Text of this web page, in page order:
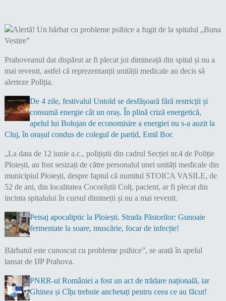
Prahoveanul dat dispărut ar fi plecat joi dimineață din spital și nu a
mai revenit, astfel că reprezentanții unității medicale au decis să
alerteze Poliția.
De 4 zile, festivalul Untold se desfășoară fără restricții și
consumă energie cât un oraș. În plină criză energetică,
apelul lui Bolojan de economisire a energiei nu s-a auzit la
Cluj, în orașul condus de colegul de partid, Emil Boc
„La data de 12 iunie a.c., polițiștii din cadrul Secției nr.4 de Poliție
Ploiești, au fost sesizați de către personalul unei unități medicale din
municipiul Ploiești, despre faptul că numitul STOICA VASILE, de
52 de ani, din localitatea Cocorăștii Colț, pacient, ar fi plecat din
incinta spitalului în cursul dimineții și nu a mai revenit.
Peisaj apocaliptic la Ploiești. Strada Păstorilor: Gunoaie
fermentate la soare, muscărie, focar de infecție!
Bărbatul este cunoscut cu probleme psihice”, se arată în apelul
lansat de IJP Prahova.
PNRR-ul României a fost un act de trădare națională, iar
Ghinea și Cîțu trebuie anchetați pentru ceea ce au făcut!